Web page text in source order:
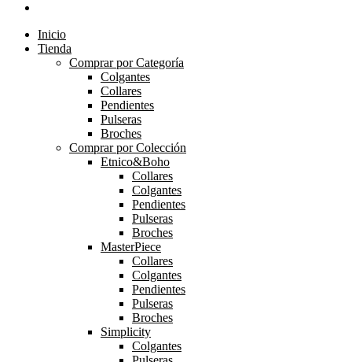
Inicio
Tienda
Comprar por Categoría
Colgantes
Collares
Pendientes
Pulseras
Broches
Comprar por Colección
Etnico&Boho
Collares
Colgantes
Pendientes
Pulseras
Broches
MasterPiece
Collares
Colgantes
Pendientes
Pulseras
Broches
Simplicity
Colgantes